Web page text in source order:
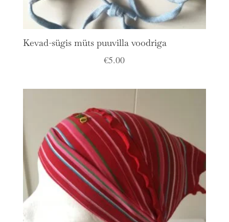
Kevad-sügis müts puuvilla voodriga
€5.00